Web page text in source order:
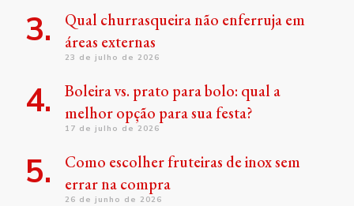
Qual churrasqueira não enferruja em
áreas externas
23 de julho de 2026
Boleira vs. prato para bolo: qual a
melhor opção para sua festa?
17 de julho de 2026
Como escolher fruteiras de inox sem
errar na compra
26 de junho de 2026